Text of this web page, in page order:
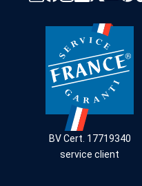
BV Cert. 17719340
service client